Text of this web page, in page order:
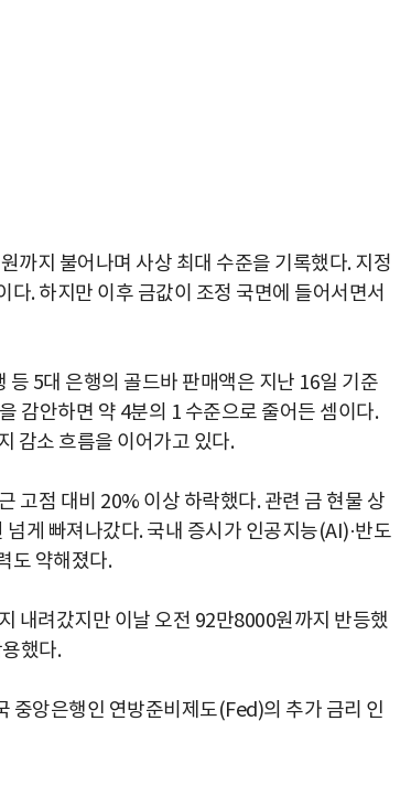
까지 불어나며 사상 최대 수준을 기록했다. 지정
. 하지만 이후 금값이 조정 국면에 들어서면서
등 5대 은행의 골드바 판매액은 지난 16일 기준
감안하면 약 4분의 1 수준으로 줄어든 셈이다.
감소 흐름을 이어가고 있다.
고점 대비 20% 이상 하락했다. 관련 금 현물 상
게 빠져나갔다. 국내 증시가 인공지능(AI)·반도
도 약해졌다.
내려갔지만 이날 오전 92만8000원까지 반등했
했다.
중앙은행인 연방준비제도(Fed)의 추가 금리 인